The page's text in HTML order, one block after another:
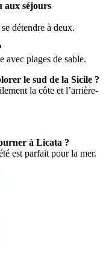
aux séjours
détendre à deux.
avec plages de sable.
le sud de la Sicile ?
la côte et l’arrière-
à Licata ?
est parfait pour la mer.